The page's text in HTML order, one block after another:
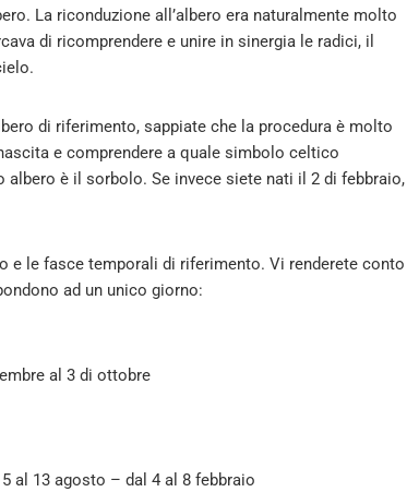
La riconduzione all’albero era naturalmente molto
di ricomprendere e unire in sinergia le radici, il
di riferimento, sappiate che la procedura è molto
e comprendere a quale simbolo celtico
è il sorbolo. Se invece siete nati il 2 di febbraio,
e le fasce temporali di riferimento. Vi renderete conto
ad un unico giorno:
al 3 di ottobre
al 13 agosto – dal 4 al 8 febbraio